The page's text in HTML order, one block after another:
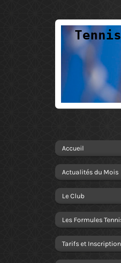
Accueil
Actualités du Mois
Le Club
Les Formules
Tarifs et